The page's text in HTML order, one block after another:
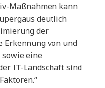
Maßnahmen kann
deutlich
der
Erkennung von und
sowie eine
IT-Landschaft sind